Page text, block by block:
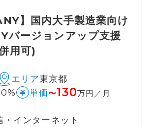
】国内大手製造業向け
バージョンアップ支援
用可)
エリア東京都
単価〜130万円／月
インターネット